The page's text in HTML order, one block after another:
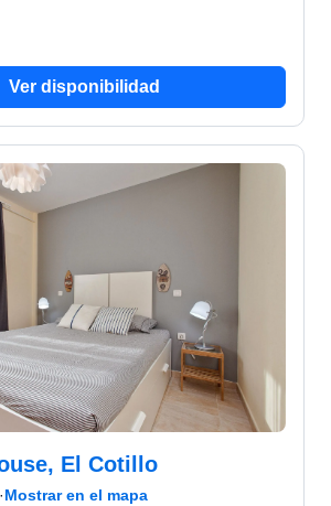
Ver disponibilidad
El Cotillo
·Mostrar en el mapa